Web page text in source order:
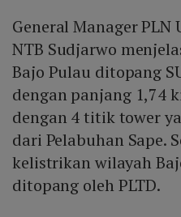
General Manager
NTB Sudjarwo
Bajo Pulau ditopang
dengan panjang 1,74
dengan 4 titik tower
dari Pelabuhan Sape.
kelistrikan wilayah
ditopang oleh PLTD.